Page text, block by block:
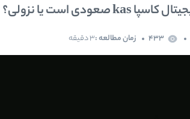
433 زمان مطالعه :3 دقیقه